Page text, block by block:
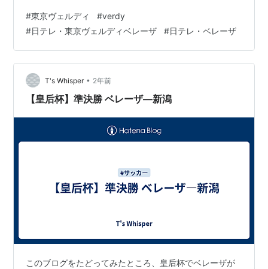
人、そういう人もいるかもしれないです、クラブの中で
は、もしかすると。でも、温かく、見守ってあげてほし
いと思っています。 We .リーグは秋冬制ですが、一つ気
になっていることがありました。９番の神谷選手の去就
のことです。今シーズン始まる前に神谷選手も突然の契
約解除がありました。 https://ne…
#東京ヴェルディ #verdy
#日テレ・東京ヴェルディベレーザ #日テレ・ベレーザ
T's Whisper • 2年前
【皇后杯】準決勝 ベレーザ―新潟
このブログをたどってみたところ、皇后杯でベレーザが